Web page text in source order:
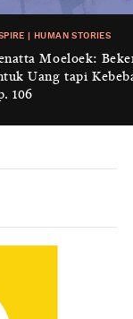
Kala
Tak Lagi Bisa
HUMAN STORIES
Moeloek:
Uang tapi
106